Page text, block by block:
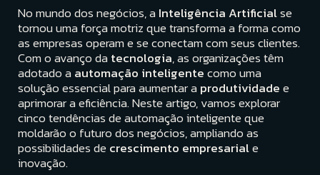
No mundo dos negócios, a Inteligência Artificialse
tornou uma força motriz que transforma a forma como
as empresas operam e se conectam com seus clientes.
Com o avanço da tecnologia, as organizações têm
adotado a automação inteligentecomo uma
solução essencial para aumentar a produtividadee
aprimorar a eficiência. Neste artigo, vamos explorar
cinco tendências de automação inteligente que
moldarão o futuro dos negócios, ampliando as
possibilidades de crescimento empresariale
inovação.